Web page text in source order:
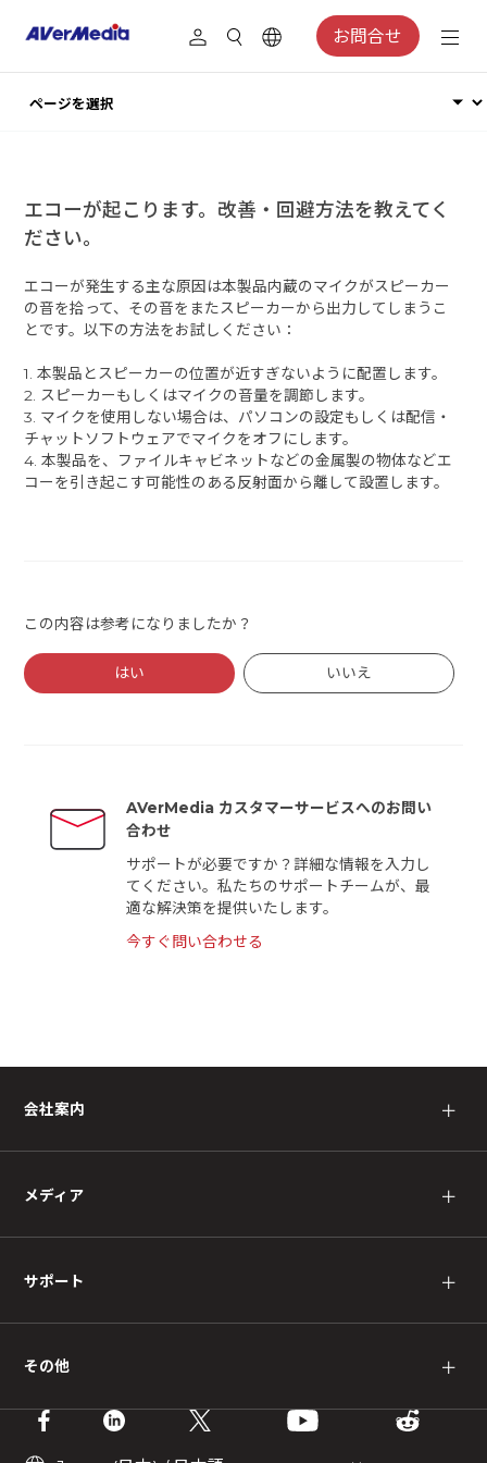
お問合せ
エコーが起こります。改善・回避方法を教えてく
ださい。
エコーが発生する主な原因は本製品内蔵のマイクがスピーカー
の音を拾って、その音をまたスピーカーから出力してしまうこ
とです。以下の方法をお試しください：
1. 本製品とスピーカーの位置が近すぎないように配置します。
2. スピーカーもしくはマイクの音量を調節します。
3. マイクを使用しない場合は、パソコンの設定もしくは配信・
チャットソフトウェアでマイクをオフにします。
4. 本製品を、ファイルキャビネットなどの金属製の物体などエ
コーを引き起こす可能性のある反射面から離して設置します。
この内容は参考になりましたか？
はい いいえ
AVerMedia カスタマーサービスへのお問い
合わせ
サポートが必要ですか？詳細な情報を入力し
てください。私たちのサポートチームが、最
適な解決策を提供いたします。
今すぐ問い合わせる
会社案内 ＋
メディア ＋
サポート ＋
その他 ＋